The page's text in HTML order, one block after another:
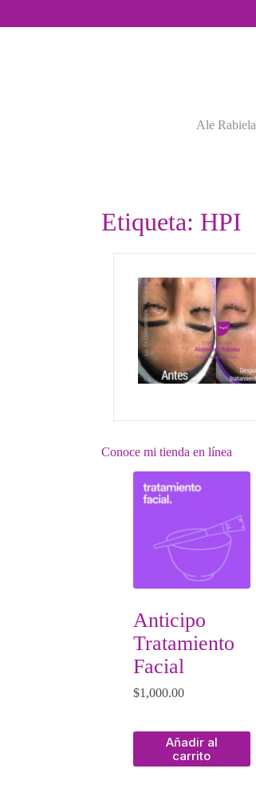
Ale Rabiela
Etiqueta: HPI
Conoce mi tienda en línea
Anticipo
Tratamiento
Facial
$1,000.00
Añadir al
carrito